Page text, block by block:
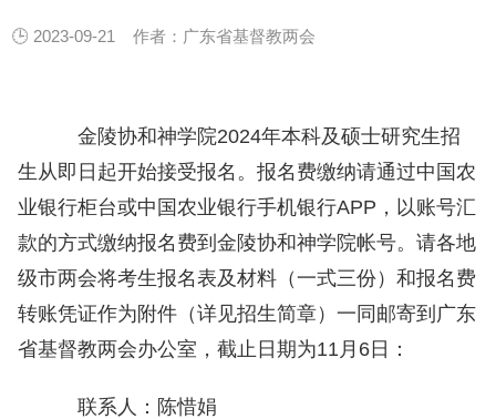
🕒 2023-09-21 作者：广东省基督教两会
金陵协和神学院2024年本科及硕士研究生招
生从即日起开始接受报名。报名费缴纳请通过中国农
业银行柜台或中国农业银行手机银行APP，以账号汇
款的方式缴纳报名费到金陵协和神学院帐号。请各地
级市两会将考生报名表及材料（一式三份）和报名费
转账凭证作为附件（详见招生简章）一同邮寄到广东
省基督教两会办公室，截止日期为11月6日：
联系人：陈惜娟